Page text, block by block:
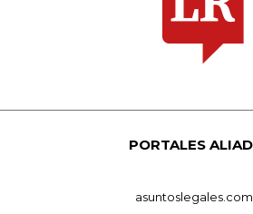
PORTALES